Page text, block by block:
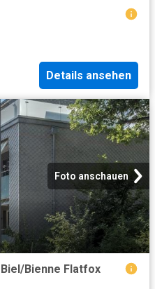
Details ansehen
Foto anschauen
Bienne Flatfox